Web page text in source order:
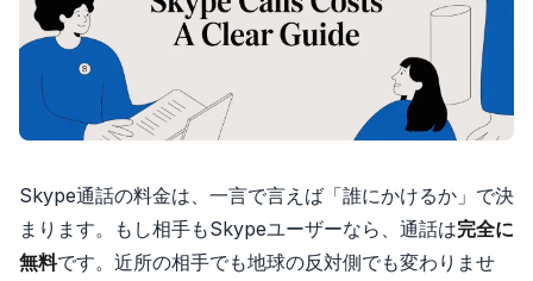
Skype通話の料金は、一言で言えば「誰にかけるか」で決
まります。もし相手もSkypeユーザーなら、通話は完全に
無料です。近所の相手でも地球の反対側でも変わりませ